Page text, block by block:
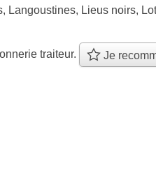
Langoustines, Lieus noirs,
traiteur. Je